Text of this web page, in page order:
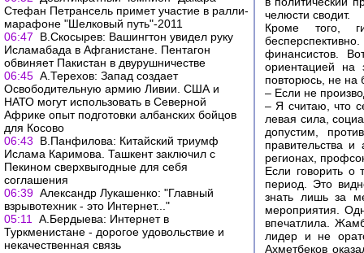
Стефан Петрансель примет участие в ралли-
марафоне "Шелковый путь"-2011
06:47
В.Скосырев: Вашингтон увидел руку
Исламабада в Афганистане. Пентагон
обвиняет Пакистан в двурушничестве
06:45 А.Терехов: Запад создает
Освободительную армию Ливии. США и
НАТО могут использовать в Северной
Африке опыт подготовки албанских бойцов
для Косово
06:43
В.Панфилова: Китайский триумф
Ислама Каримова. Ташкент заключил с
Пекином сверхвыгодные для себя
соглашения
06:39 Александр Лукашенко: "Главный
взрывотехник - это Интернет..."
05:11
А.Бердыева: Интернет в
Туркменистане - дорогое удовольствие и
некачественная связь
челюсти сводит.
Кроме того,
финансистов.
ориентацией на
повторюсь, не на
– Если не
– Я считаю, что
левая сила,
допустим,
правительства
регионах,
Если говорить о
период. Это
знать лишь за
мероприятия.
впечатлила.
лидер и не
Ахметбеков